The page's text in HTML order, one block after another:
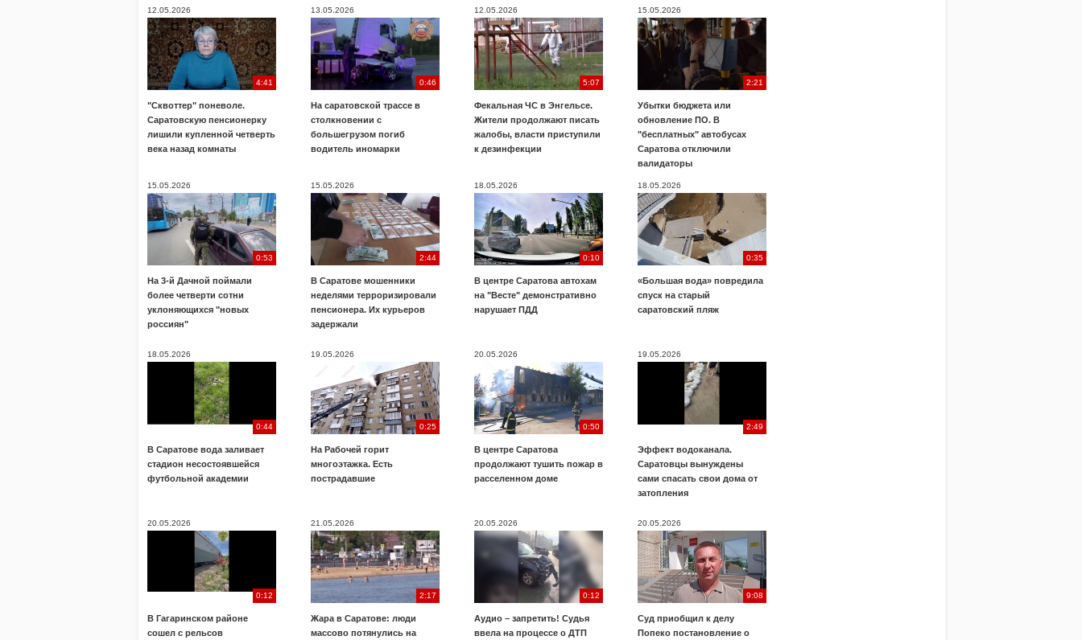
12.05.2026
4:41
"Сквоттер" поневоле.
Саратовскую пенсионерку
лишили купленной четверть
века назад комнаты
13.05.2026
0:46
На саратовской трассе в
столкновении с
большегрузом погиб
водитель иномарки
12.05.2026
5:07
Фекальная ЧС в Энгельсе.
Жители продолжают писать
жалобы, власти приступили
к дезинфекции
15.05.2026
2:21
Убытки бюджета или
обновление ПО. В
"бесплатных" автобусах
Саратова отключили
валидаторы
15.05.2026
0:53
На 3-й Дачной поймали
более четверти сотни
уклоняющихся "новых
россиян"
15.05.2026
2:44
В Саратове мошенники
неделями терроризировали
пенсионера. Их курьеров
задержали
18.05.2026
0:10
В центре Саратова автохам
на "Весте" демонстративно
нарушает ПДД
18.05.2026
0:35
«Большая вода» повредила
спуск на старый
саратовский пляж
18.05.2026
0:44
В Саратове вода заливает
стадион несостоявшейся
футбольной академии
19.05.2026
0:25
На Рабочей горит
многоэтажка. Есть
пострадавшие
20.05.2026
0:50
В центре Саратова
продолжают тушить пожар в
расселенном доме
19.05.2026
2:49
Эффект водоканала.
Саратовцы вынуждены
сами спасать свои дома от
затопления
20.05.2026
0:12
В Гагаринском районе
сошел с рельсов
21.05.2026
2:17
Жара в Саратове: люди
массово потянулись на
20.05.2026
0:12
Аудио – запретить! Судья
ввела на процессе о ДТП
20.05.2026
9:08
Суд приобщил к делу
Попеко постановление о